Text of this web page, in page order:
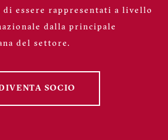
di essere rappresentati a livello
dalla principale
del settore.
SOCIO